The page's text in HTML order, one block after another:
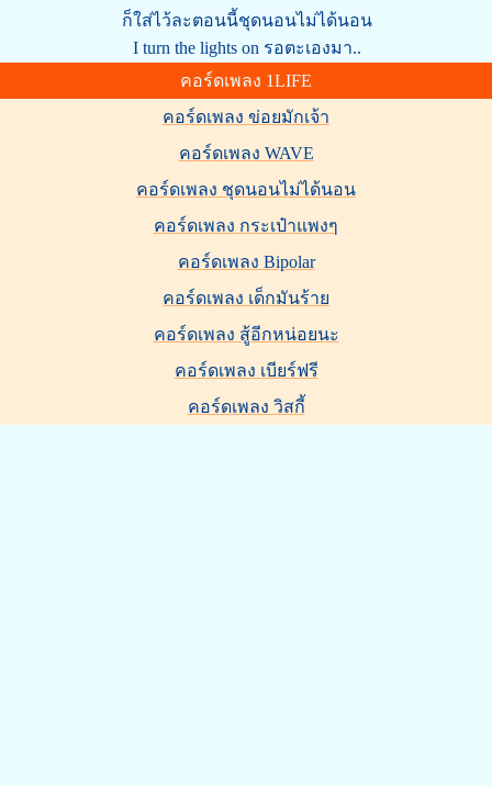
ก็ใส่ไว้ละตอนนี้ชุดนอนไม่ได้นอน
I turn the lights on รอตะเองมา..
คอร์ดเพลง 1LIFE
คอร์ดเพลง ข่อยมักเจ้า
คอร์ดเพลง WAVE
คอร์ดเพลง ชุดนอนไม่ได้นอน
คอร์ดเพลง กระเป๋าแพงๆ
คอร์ดเพลง Bipolar
คอร์ดเพลง เด็กมันร้าย
คอร์ดเพลง สู้อีกหน่อยนะ
คอร์ดเพลง เบียร์ฟรี
คอร์ดเพลง วิสกี้